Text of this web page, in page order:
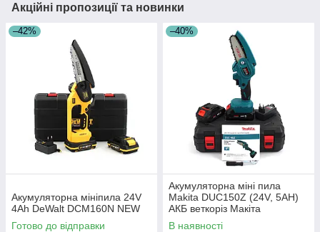
Акційні пропозиції та новинки
–42%
Акумуляторна мініпила 24V
4Ah DeWalt DCM160N NEW
Готово до відправки
–40%
Акумуляторна міні пила
Makita DUC150Z (24V, 5AH)
АКБ веткоріз Макіта
В наявності